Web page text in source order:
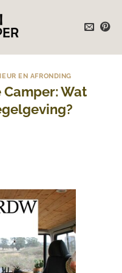
EN AFRONDING
Wat